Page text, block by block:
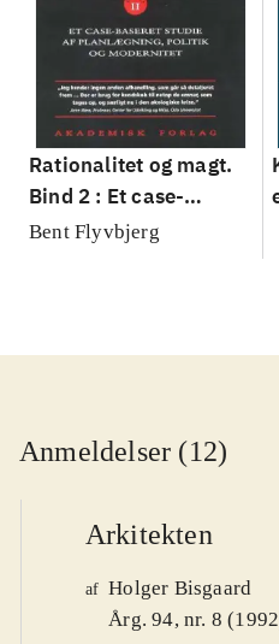
Rationalitet og magt.
Bind 2 : Et case-
baseret studie af
Bent Flyvbjerg
Anmeldelser (12)
Arkitekten
af Holger Bisgaard
Årg. 94, nr. 8